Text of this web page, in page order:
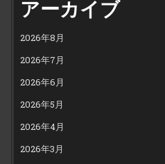
アーカイブ
2026年8月
2026年7月
2026年6月
2026年5月
2026年4月
2026年3月